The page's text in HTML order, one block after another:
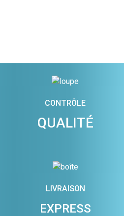
CONTRÔLE
QUALITÉ
LIVRAISON
EXPRESS